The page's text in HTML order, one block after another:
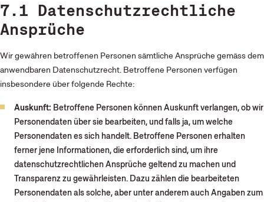
7.1 Datenschutzrechtliche
Ansprüche
Wir gewähren betroffenen Personen sämtliche Ansprüche gemäss dem
anwendbaren Datenschutzrecht. Betroffene Personen verfügen
insbesondere über folgende Rechte:
Auskunft: Betroffene Personen können Auskunft verlangen, ob wir
Personendaten über sie bearbeiten, und falls ja, um welche
Personendaten es sich handelt. Betroffene Personen erhalten
ferner jene Informationen, die erforderlich sind, um ihre
datenschutzrechtlichen Ansprüche geltend zu machen und
Transparenz zu gewährleisten. Dazu zählen die bearbeiteten
Personendaten als solche, aber unter anderem auch Angaben zum